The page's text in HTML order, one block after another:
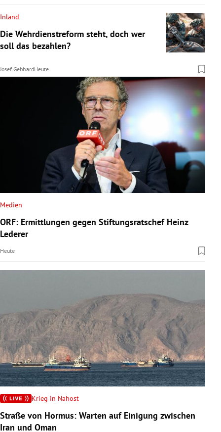
Inland
Die Wehrdienstreform steht, doch wer
soll das bezahlen?
Josef GebhardHeute
Medien
ORF: Ermittlungen gegen Stiftungsratschef Heinz
Lederer
Heute
Krieg in Nahost
Straße von Hormus: Warten auf Einigung zwischen
Iran und Oman